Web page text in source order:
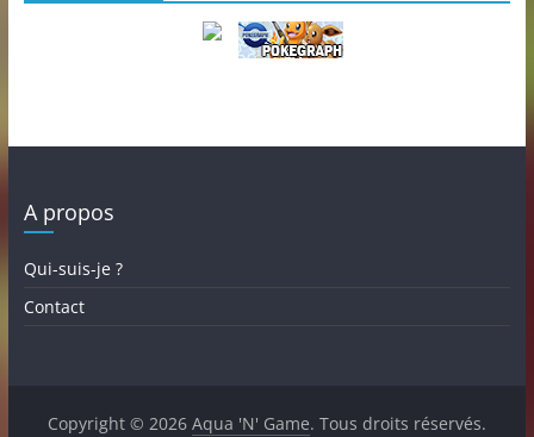
A propos
Qui-suis-je ?
Contact
Copyright © 2026 Aqua 'N' Game. Tous droits réservés.